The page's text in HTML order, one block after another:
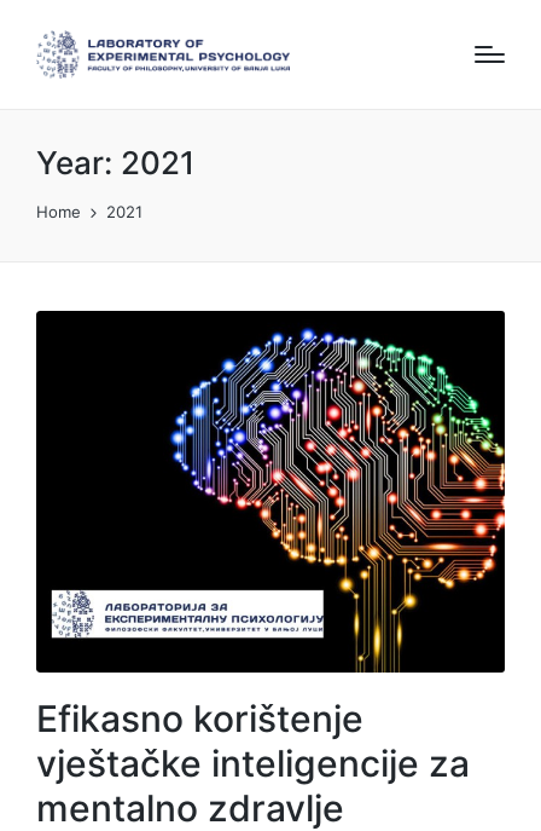
Year: 2021
Home 2021
Efikasno korištenje
vještačke inteligencije za
mentalno zdravlje